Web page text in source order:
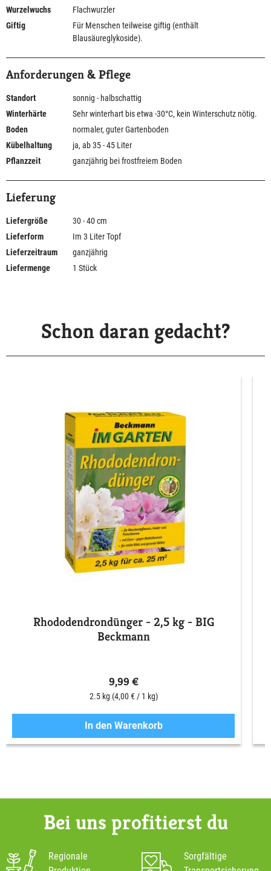
Wurzelwuchs
Flachwurzler
Giftig
Für Menschen teilweise giftig (enthält
Blausäureglykoside).
Anforderungen & Pflege
Standort
sonnig - halbschattig
Winterhärte
Sehr winterhart bis etwa -30°C, kein Winterschutz nötig.
Boden
normaler, guter Gartenboden
Kübelhaltung
ja, ab 35 - 45 Liter
Pflanzzeit
ganzjährig bei frostfreiem Boden
Lieferung
Liefergröße
30 - 40 cm
Lieferform
Im 3 Liter Topf
Lieferzeitraum
ganzjährig
Liefermenge
1 Stück
Schon daran gedacht?
Rhododendrondünger - 2,5 kg - BIG
Beckmann
9,99 €
2.5 kg (4,00 € / 1 kg)
In den Warenkorb
Bei uns profitierst du
Regionale
Sorgfältige